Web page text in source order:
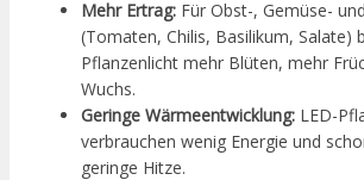
Mehr Ertrag: Für Obst-, Gemüse-
(Tomaten, Chilis, Basilikum, Salate)
Pflanzenlicht mehr Blüten, mehr
Wuchs.
Geringe Wärmeentwicklung: LED-
verbrauchen wenig Energie und
geringe Hitze.